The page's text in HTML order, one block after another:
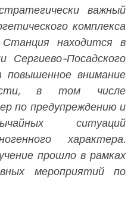
важный
комплекса
находится в
Сергиево-Посадского
внимание
в том числе
по предупреждению и
ситуаций
характера.
прошло в рамках
мероприятий по